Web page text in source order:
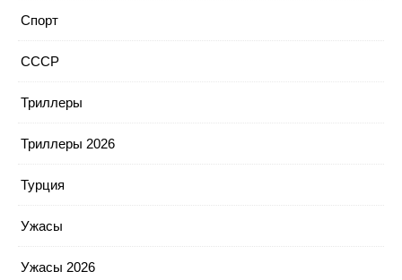
Спорт
СССР
Триллеры
Триллеры 2026
Турция
Ужасы
Ужасы 2026